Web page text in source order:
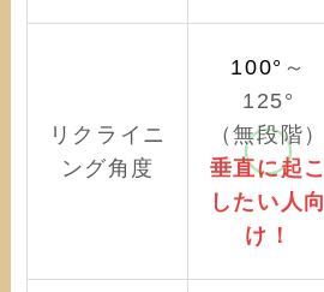
リクライニ
ング角度
100° ～
125°
（無段階）
垂直に起こ
したい人向
け！